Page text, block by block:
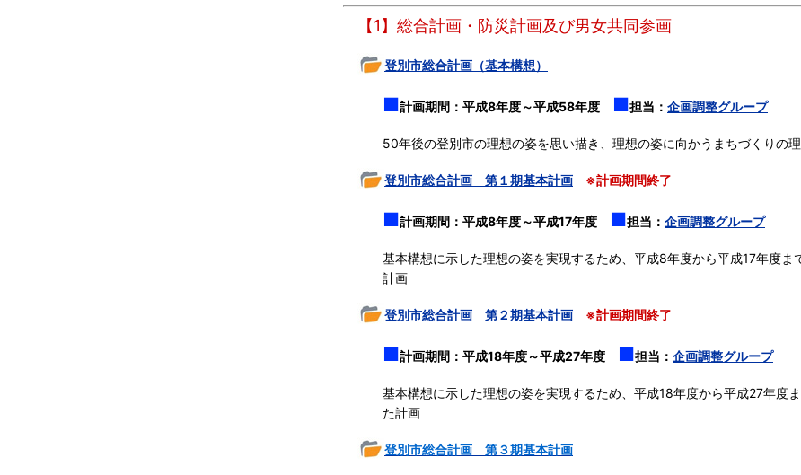
【1】総合計画・防災計画及び男女共同参画
登別市総合計画（基本構想）
■計画期間：平成8年度～平成58年度 ■担当： 企画調整グループ
50年後の登別市の理想の姿を思い描き、理想の姿に向かうまちづくりの
登別市総合計画 第１期基本計画 ※計画期間終了
■計画期間：平成8年度～平成17年度 ■担当： 企画調整グループ
基本構想に示した理想の姿を実現するため、平成8年度から平成17年度
計画
登別市総合計画 第２期基本計画 ※計画期間終了
■計画期間：平成18年度～平成27年度 ■担当： 企画調整グループ
基本構想に示した理想の姿を実現するため、平成18年度から平成27年度
た計画
登別市総合計画 第３期基本計画